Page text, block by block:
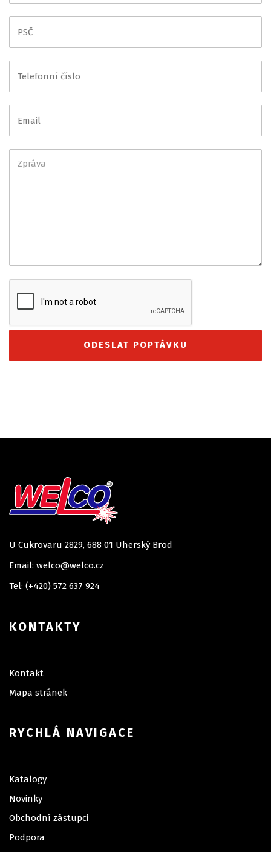
U Cukrovaru 2829, 688 01 Uherský Brod
Email: welco@welco.cz
Tel: (+420) 572 637 924
KONTAKTY
Kontakt
Mapa stránek
RYCHLÁ NAVIGACE
Katalogy
Novinky
Obchodní zástupci
Podpora